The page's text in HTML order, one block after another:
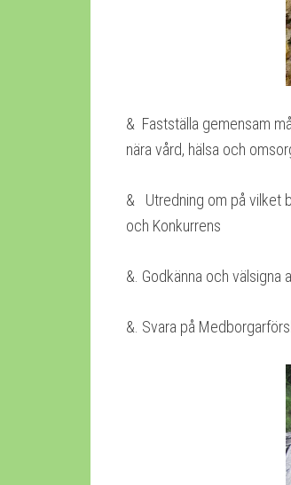
& Fastställa gemensam
nära vård, hälsa och
& Utredning om på vilket
och Konkurrens
&. Godkänna och välsigna
&. Svara på